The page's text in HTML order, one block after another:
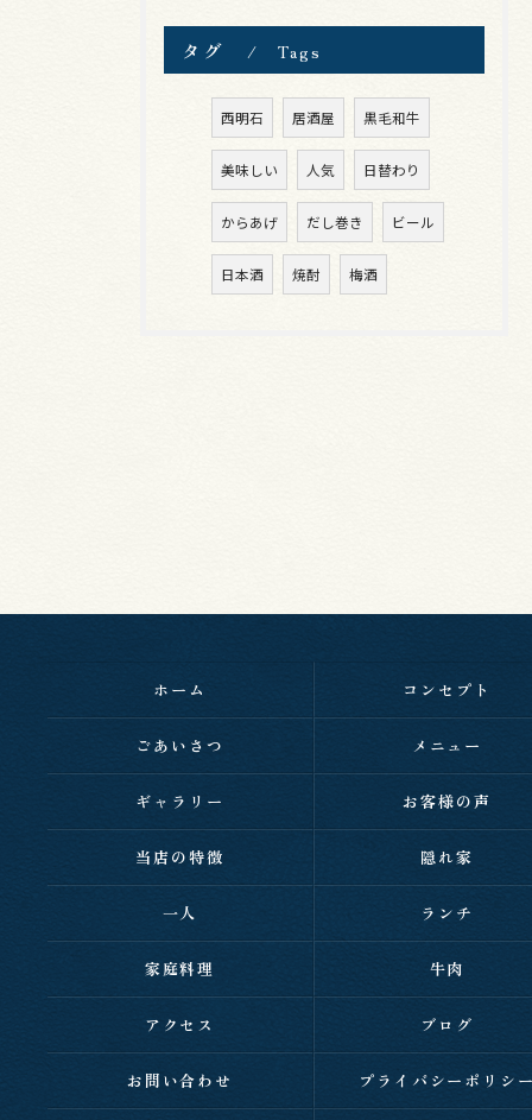
タグ Tags
西明石 居酒屋 黒毛和牛
美味しい 人気 日替わり
からあげ だし巻き ビール
日本酒 焼酎 梅酒
ホーム コンセプト
ごあいさつ メニュー
ギャラリー お客様の声
当店の特徴 隠れ家
一人 ランチ
家庭料理 牛肉
アクセス ブログ
お問い合わせ プライバシーポリシ